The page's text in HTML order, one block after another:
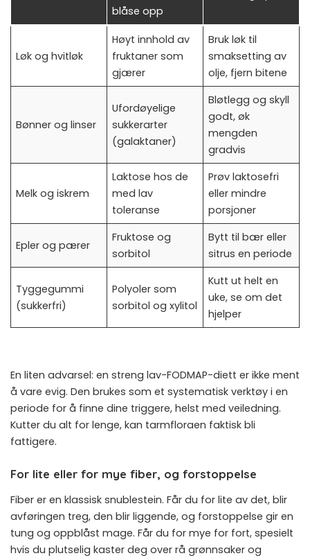
blåse opp
Løk og hvitløk
Høyt innhold av
fruktaner som
gjærer
Bruk løk til
smaksetting av
olje, fjern bitene
Bønner og linser
Ufordøyelige
sukkerarter
(galaktaner)
Bløtlegg og skyll
godt, øk
mengden
gradvis
Melk og iskrem
Laktose hos de
med lav
toleranse
Prøv laktosefri
eller mindre
porsjoner
Epler og pærer
Fruktose og
sorbitol
Bytt til bær eller
sitrus en periode
Tyggegummi
(sukkerfri)
Polyoler som
sorbitol og xylitol
Kutt ut helt en
uke, se om det
hjelper
En liten advarsel: en streng lav-FODMAP-diett er ikke ment
å vare evig. Den brukes som et systematisk verktøy i en
periode for å finne dine triggere, helst med veiledning.
Kutter du alt for lenge, kan tarmfloraen faktisk bli
fattigere.
For lite eller for mye fiber, og forstoppelse
Fiber er en klassisk snublestein. Får du for lite av det, blir
avføringen treg, den blir liggende, og forstoppelse gir en
tung og oppblåst mage. Får du for mye for fort, spesielt
hvis du plutselig kaster deg over rå grønnsaker og